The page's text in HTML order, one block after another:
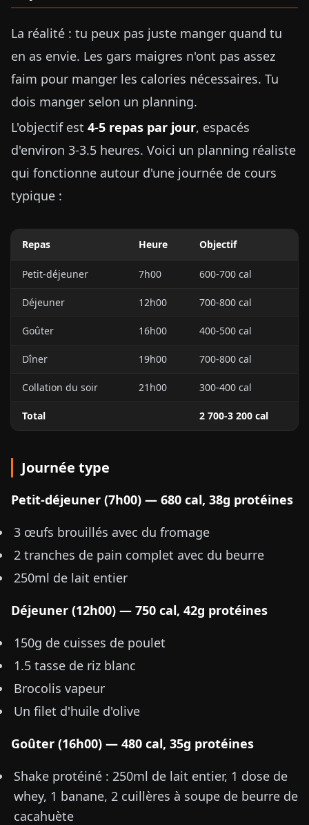
La réalité : tu peux pas juste manger quand tu
en as envie. Les gars maigres n'ont pas assez
faim pour manger les calories nécessaires. Tu
dois manger selon un planning.
L'objectif est 4-5 repas par jour, espacés
d'environ 3-3.5 heures. Voici un planning réaliste
qui fonctionne autour d'une journée de cours
typique :
Repas Heure Objectif
Petit-déjeuner 7h00 600-700 cal
Déjeuner 12h00 700-800 cal
Goûter 16h00 400-500 cal
Dîner 19h00 700-800 cal
Collation du soir 21h00 300-400 cal
Total 2 700-3 200 cal
Journée type
Petit-déjeuner (7h00) — 680 cal, 38g protéines
3 œufs brouillés avec du fromage
2 tranches de pain complet avec du beurre
250ml de lait entier
Déjeuner (12h00) — 750 cal, 42g protéines
150g de cuisses de poulet
1.5 tasse de riz blanc
Brocolis vapeur
Un filet d'huile d'olive
Goûter (16h00) — 480 cal, 35g protéines
Shake protéiné : 250ml de lait entier, 1 dose de
whey, 1 banane, 2 cuillères à soupe de beurre de
cacahuète